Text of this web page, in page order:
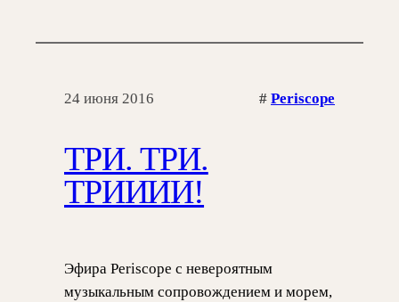
24 июня 2016 # Periscope
ТРИ. ТРИ.
ТРИИИИ!
Эфира Periscope с невероятным
музыкальным сопровождением и морем,